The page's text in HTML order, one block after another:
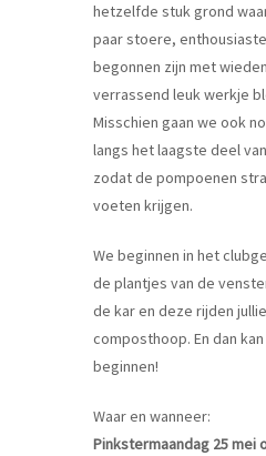
hetzelfde stuk grond
paar stoere,
begonnen zijn met
verrassend leuk werkje
Misschien gaan we ook
langs het laagste deel
zodat de pompoenen
voeten krijgen.
We beginnen in het
de plantjes van de
de kar en deze rijden
composthoop. En dan
beginnen!
Waar en wanneer:
Pinkstermaandag 25 mei